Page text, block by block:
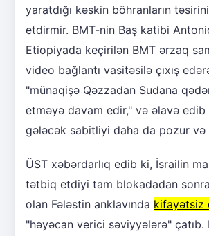
yaratdığı kəskin böhranların
etdirmir. BMT-nin Baş katibi
Etiopiyada keçirilən BMT ərzaq
video bağlantı vasitəsilə çıxış
"münaqişə Qəzzadan Sudana
etməyə davam edir," və əlavə edib
gələcək sabitliyi daha da pozur və
ÜST xəbərdarlıq edib ki, İsrailin
tətbiq etdiyi tam blokadadan
olan Fələstin anklavında kifayətsiz
"həyəcan verici səviyyələrə" çatıb.